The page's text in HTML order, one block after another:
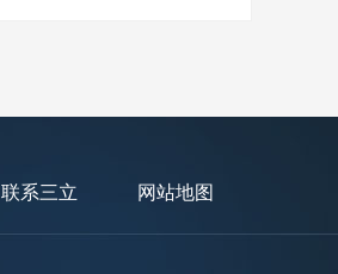
联系三立 网站地图